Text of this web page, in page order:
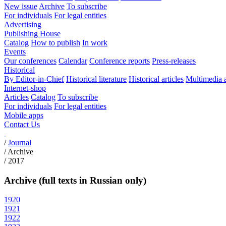
New issue Archive To subscribe
For individuals For legal entities
Advertising
Publishing House
Catalog How to publish In work
Events
Our conferences Calendar Conference reports Press-releases
Historical
By Editor-in-Chief Historical literature Historical articles Multimedia
Internet-shop
Articles Catalog To subscribe
For individuals For legal entities
Mobile apps
Contact Us
/Journal
/Archive
/ 2017
Archive (full texts in Russian only)
1920
1921
1922